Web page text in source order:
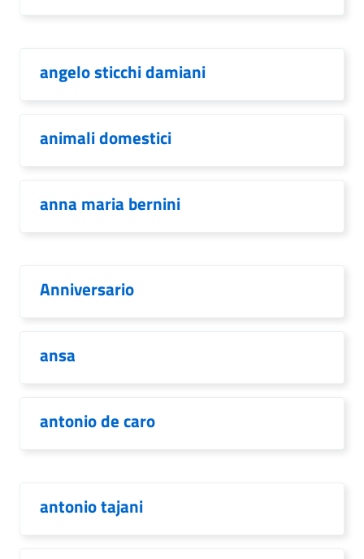
angelo sticchi damiani
animali domestici
anna maria bernini
Anniversario
ansa
antonio de caro
antonio tajani